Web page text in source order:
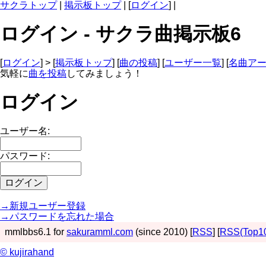
サクラトップ| 掲示板トップ| [ログイン] |
ログイン - サクラ曲掲示板6
[ログイン] > [掲示板トップ] [曲の投稿] [ユーザー一覧] [名曲ア
気軽に曲を投稿してみましょう！
ログイン
ユーザー名:
パスワード:
→新規ユーザー登録
→パスワードを忘れた場合
mmlbbs6.1 for sakuramml.com (since 2010) [RSS] [
© kujirahand